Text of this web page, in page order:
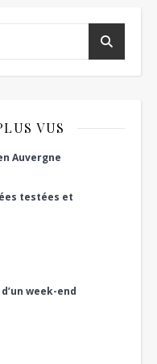
VUS
Auvergne
testées et
week-end